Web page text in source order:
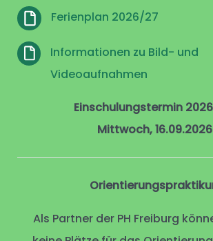
Ferienplan 2026/27
Informationen zu Bild- und
Videoaufnahmen
Einschulungstermin
Mittwoch, 16.09.2026
Als Partner der PH Freiburg